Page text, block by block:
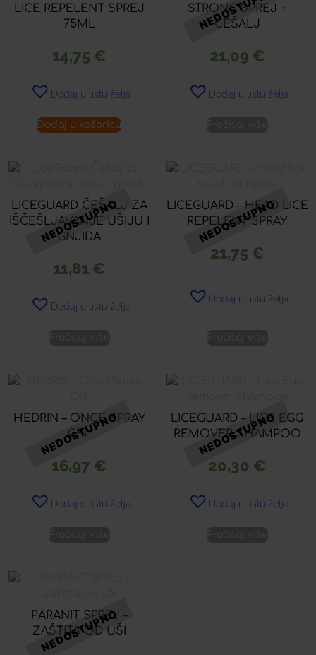
LICE REPELENT SPREJ
75ML
14,75 €
Dodaj u listu želja
Dodaj u košaricu
STRONG SPREJ +
ČEŠALJ
21,09 €
Dodaj u listu želja
LICEGUARD ČEŠALJ ZA
IŠČEŠLJAVANJE UŠIJU I
GNJIDA
11,81 €
Dodaj u listu želja
LICEGUARD – HEAD LICE
REPELENT SPRAY
21,75 €
Dodaj u listu želja
HEDRIN – ONCE SPRAY
GEL
16,97 €
Dodaj u listu želja
LICEGUARD – LICE EGG
REMOVER SHAMPOO
20,30 €
Dodaj u listu želja
PARANIT SPREJ –
ZAŠTITA OD UŠI